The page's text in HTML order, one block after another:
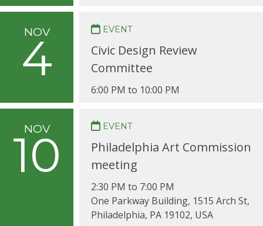
NOV
4
EVENT
Civic Design Review
Committee
6:00 PM to 10:00 PM
NOV
10
EVENT
Philadelphia Art Commission
meeting
2:30 PM to 7:00 PM
One Parkway Building, 1515 Arch St,
Philadelphia, PA 19102, USA